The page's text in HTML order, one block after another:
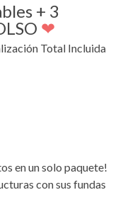
+ 3
❤
Total Incluida
en un solo paquete!
con sus fundas